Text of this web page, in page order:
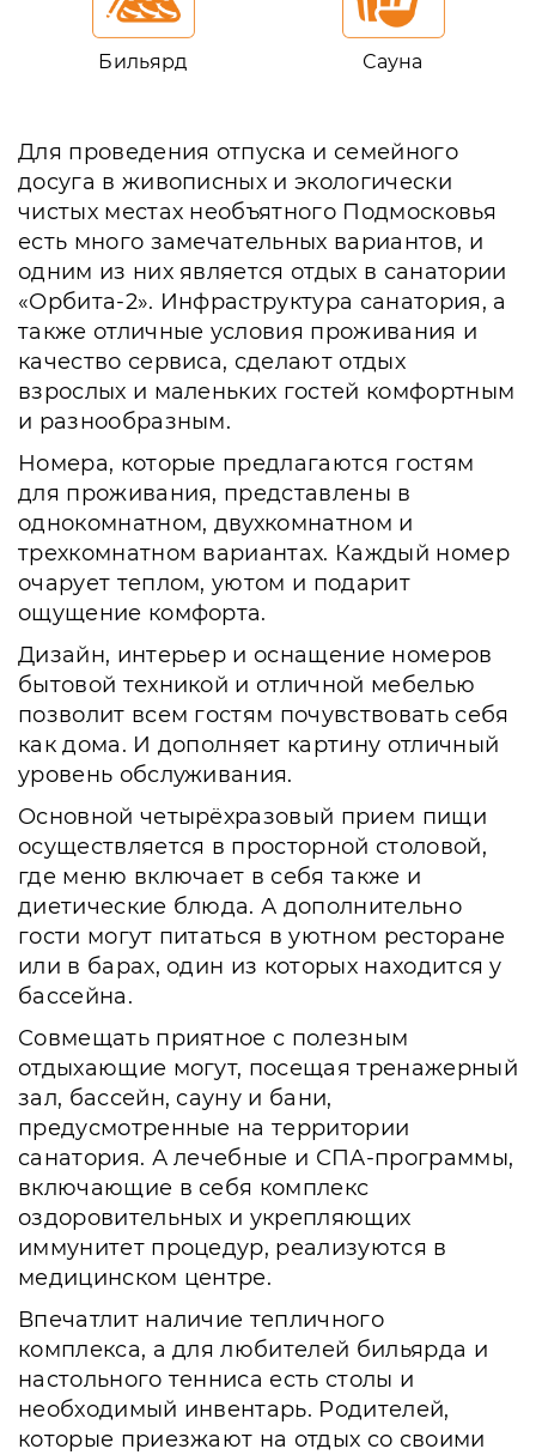
Бильярд Сауна
Для проведения отпуска и семейного
досуга в живописных и экологически
чистых местах необъятного Подмосковья
есть много замечательных вариантов, и
одним из них является отдых в санатории
«Орбита-2». Инфраструктура санатория, а
также отличные условия проживания и
качество сервиса, сделают отдых
взрослых и маленьких гостей комфортным
и разнообразным.
Номера, которые предлагаются гостям
для проживания, представлены в
однокомнатном, двухкомнатном и
трехкомнатном вариантах. Каждый номер
очарует теплом, уютом и подарит
ощущение комфорта.
Дизайн, интерьер и оснащение номеров
бытовой техникой и отличной мебелью
позволит всем гостям почувствовать себя
как дома. И дополняет картину отличный
уровень обслуживания.
Основной четырёхразовый прием пищи
осуществляется в просторной столовой,
где меню включает в себя также и
диетические блюда. А дополнительно
гости могут питаться в уютном ресторане
или в барах, один из которых находится у
бассейна.
Совмещать приятное с полезным
отдыхающие могут, посещая тренажерный
зал, бассейн, сауну и бани,
предусмотренные на территории
санатория. А лечебные и СПА-программы,
включающие в себя комплекс
оздоровительных и укрепляющих
иммунитет процедур, реализуются в
медицинском центре.
Впечатлит наличие тепличного
комплекса, а для любителей бильярда и
настольного тенниса есть столы и
необходимый инвентарь. Родителей,
которые приезжают на отдых со своими